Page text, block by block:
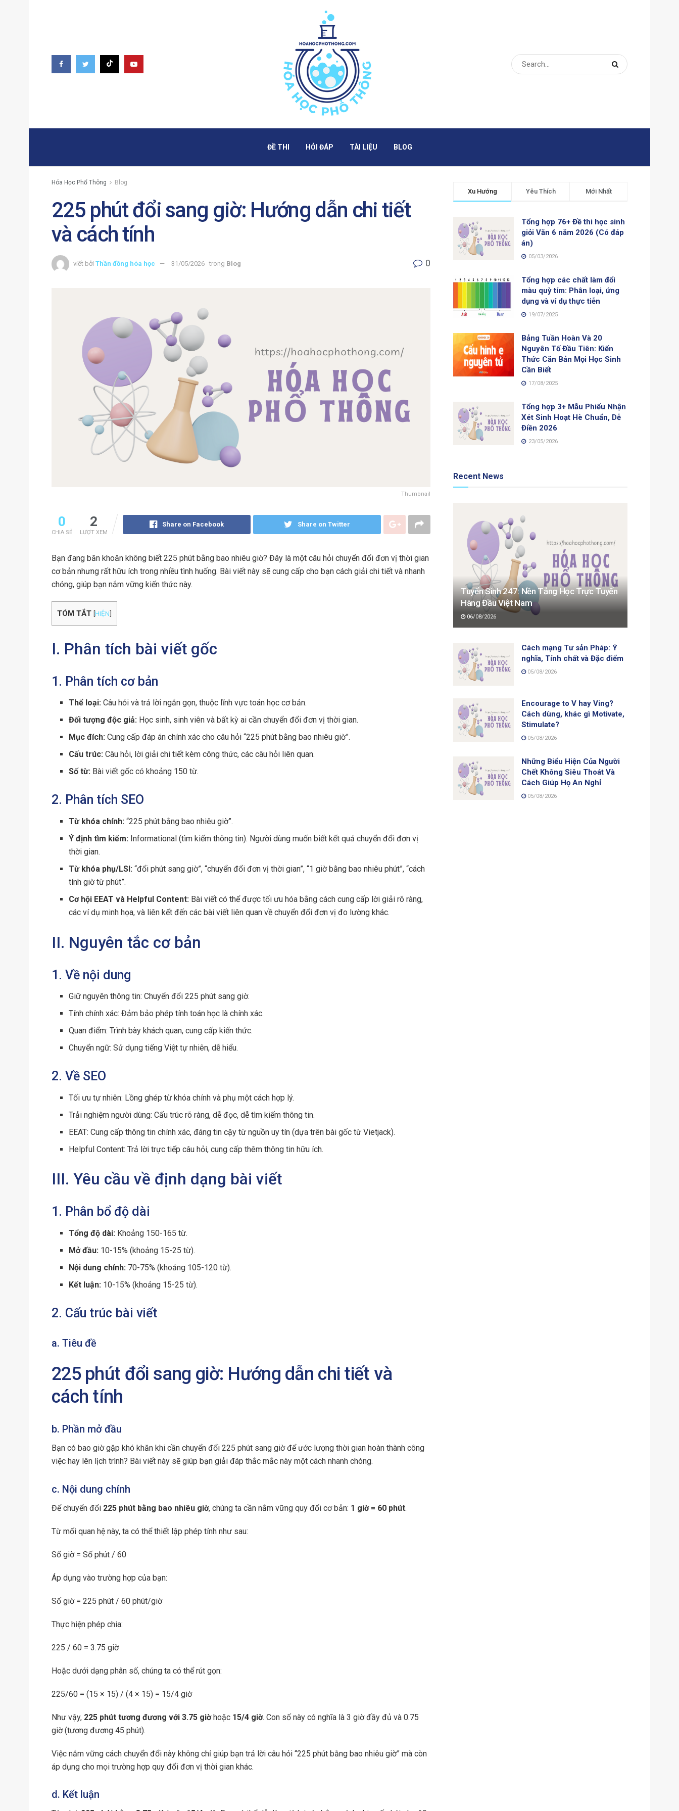
ĐỀ THI HỎI ĐÁP TÀI LIỆU BLOG
Hóa Học Phổ Thông Blog
225 phút đổi sang giờ: Hướng dẫn chi tiết
và cách tính
viết bởi Thần đồng hóa học 31/05/2026 trong Blog 0
Thumbnail
0
CHIA SẺ
2
LƯỢT XEM
Share on Facebook Share on Twitter
Bạn đang băn khoăn không biết 225 phút bằng bao nhiêu giờ? Đây là một câu hỏi chuyển đổi đơn vị thời gian
cơ bản nhưng rất hữu ích trong nhiều tình huống. Bài viết này sẽ cung cấp cho bạn cách giải chi tiết và nhanh
chóng, giúp bạn nắm vững kiến thức này.
TÓM TẮT [HIỆN]
I. Phân tích bài viết gốc
1. Phân tích cơ bản
Thể loại: Câu hỏi và trả lời ngắn gọn, thuộc lĩnh vực toán học cơ bản.
Đối tượng độc giả: Học sinh, sinh viên và bất kỳ ai cần chuyển đổi đơn vị thời gian.
Mục đích: Cung cấp đáp án chính xác cho câu hỏi “225 phút bằng bao nhiêu giờ”.
Cấu trúc: Câu hỏi, lời giải chi tiết kèm công thức, các câu hỏi liên quan.
Số từ: Bài viết gốc có khoảng 150 từ.
2. Phân tích SEO
Từ khóa chính: “225 phút bằng bao nhiêu giờ”.
Ý định tìm kiếm: Informational (tìm kiếm thông tin). Người dùng muốn biết kết quả chuyển đổi đơn vị
thời gian.
Từ khóa phụ/LSI: “đổi phút sang giờ”, “chuyển đổi đơn vị thời gian”, “1 giờ bằng bao nhiêu phút”, “cách
tính giờ từ phút”.
Cơ hội EEAT và Helpful Content: Bài viết có thể được tối ưu hóa bằng cách cung cấp lời giải rõ ràng,
các ví dụ minh họa, và liên kết đến các bài viết liên quan về chuyển đổi đơn vị đo lường khác.
II. Nguyên tắc cơ bản
1. Về nội dung
Giữ nguyên thông tin: Chuyển đổi 225 phút sang giờ.
Tính chính xác: Đảm bảo phép tính toán học là chính xác.
Quan điểm: Trình bày khách quan, cung cấp kiến thức.
Chuyển ngữ: Sử dụng tiếng Việt tự nhiên, dễ hiểu.
2. Về SEO
Tối ưu tự nhiên: Lồng ghép từ khóa chính và phụ một cách hợp lý.
Trải nghiệm người dùng: Cấu trúc rõ ràng, dễ đọc, dễ tìm kiếm thông tin.
EEAT: Cung cấp thông tin chính xác, đáng tin cậy từ nguồn uy tín (dựa trên bài gốc từ Vietjack).
Helpful Content: Trả lời trực tiếp câu hỏi, cung cấp thêm thông tin hữu ích.
III. Yêu cầu về định dạng bài viết
1. Phân bổ độ dài
Tổng độ dài: Khoảng 150-165 từ.
Mở đầu: 10-15% (khoảng 15-25 từ).
Nội dung chính: 70-75% (khoảng 105-120 từ).
Kết luận: 10-15% (khoảng 15-25 từ).
2. Cấu trúc bài viết
a. Tiêu đề
225 phút đổi sang giờ: Hướng dẫn chi tiết và
cách tính
b. Phần mở đầu
Bạn có bao giờ gặp khó khăn khi cần chuyển đổi 225 phút sang giờ để ước lượng thời gian hoàn thành công
việc hay lên lịch trình? Bài viết này sẽ giúp bạn giải đáp thắc mắc này một cách nhanh chóng.
c. Nội dung chính
Để chuyển đổi 225 phút bằng bao nhiêu giờ, chúng ta cần nắm vững quy đổi cơ bản: 1 giờ = 60 phút.
Từ mối quan hệ này, ta có thể thiết lập phép tính như sau:
Số giờ = Số phút / 60
Áp dụng vào trường hợp của bạn:
Số giờ = 225 phút / 60 phút/giờ
Thực hiện phép chia:
225 / 60 = 3.75 giờ
Hoặc dưới dạng phân số, chúng ta có thể rút gọn:
225/60 = (15 × 15) / (4 × 15) = 15/4 giờ
Như vậy, 225 phút tương đương với 3.75 giờhoặc 15/4 giờ. Con số này có nghĩa là 3 giờ đầy đủ và 0.75
giờ (tương đương 45 phút).
Việc nắm vững cách chuyển đổi này không chỉ giúp bạn trả lời câu hỏi “225 phút bằng bao nhiêu giờ” mà còn
áp dụng cho mọi trường hợp quy đổi đơn vị thời gian khác.
d. Kết luận
Xu Hướng Yêu Thích Mới Nhất
Tổng hợp 76+ Đề thi học sinh
giỏi Văn 6 năm 2026 (Có đáp
án)
05/03/2026
Tổng hợp các chất làm đổi
màu quỳ tím: Phân loại, ứng
dụng và ví dụ thực tiễn
19/07/2025
Bảng Tuần Hoàn Và 20
Nguyên Tố Đầu Tiên: Kiến
Thức Căn Bản Mọi Học Sinh
Cần Biết
17/08/2025
Tổng hợp 3+ Mẫu Phiếu Nhận
Xét Sinh Hoạt Hè Chuẩn, Dễ
Điền 2026
23/05/2026
Recent News
Tuyển Sinh 247: Nền Tảng Học Trực Tuyến
Hàng Đầu Việt Nam
06/08/2026
Cách mạng Tư sản Pháp: Ý
nghĩa, Tính chất và Đặc điểm
05/08/2026
Encourage to V hay Ving?
Cách dùng, khác gì Motivate,
Stimulate?
05/08/2026
Những Biểu Hiện Của Người
Chết Không Siêu Thoát Và
Cách Giúp Họ An Nghỉ
05/08/2026